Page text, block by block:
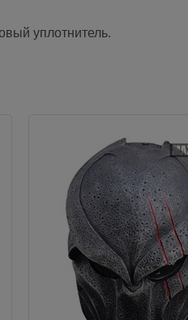
уплотнитель.